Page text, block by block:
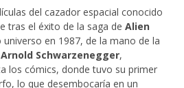
del cazador espacial conocido
tras el éxito de la saga de Alien
en 1987, de la mano de la
Arnold Schwarzenegger,
los cómics, donde tuvo su primer
lo que desembocaría en un